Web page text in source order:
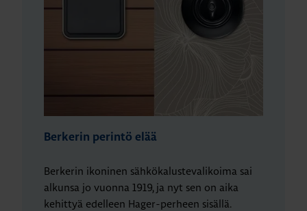
Berkerin perintö elää
Berkerin ikoninen sähkökalustevalikoima sai
alkunsa jo vuonna 1919, ja nyt sen on aika
kehittyä edelleen Hager-perheen sisällä.